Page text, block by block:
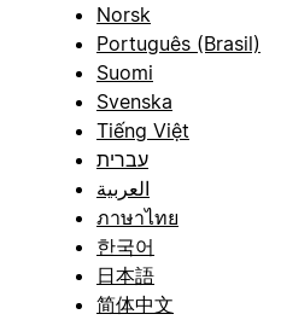
Norsk
Português (Brasil)
Suomi
Svenska
Tiếng Việt
עברית
العربية
ภาษาไทย
한국어
日本語
简体中文